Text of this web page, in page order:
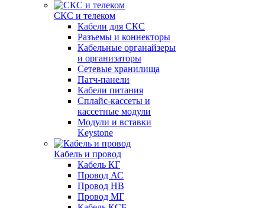
СКС и телеком
Кабели для СКС
Разъемы и коннекторы
Кабельные органайзеры
и организаторы
Сетевые хранилища
Патч-панели
Кабели питания
Сплайс-кассеты и
кассетные модули
Модули и вставки
Keystone
Кабель и провод
Кабель КГ
Провод АС
Провод НВ
Провод МГ